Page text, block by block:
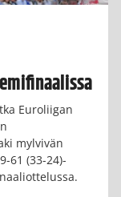
Euroliigan
mylvivän
61 (33-24)-